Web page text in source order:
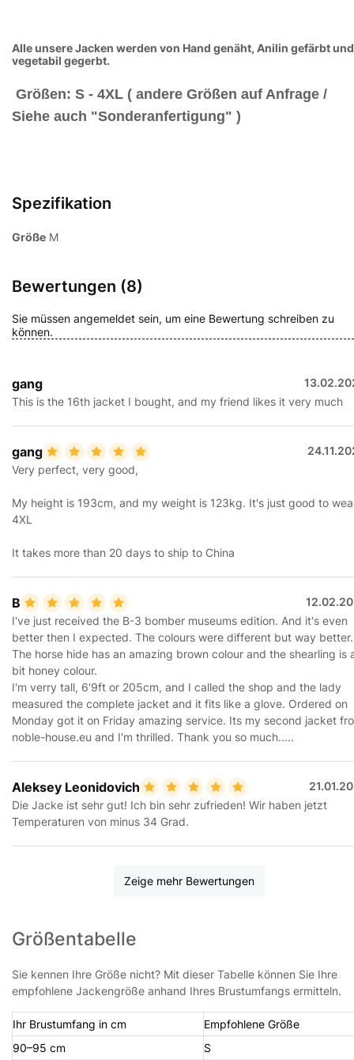
Alle unsere Jacken werden von Hand genäht, Anilin gefärbt und
vegetabil gegerbt.
Größen: S - 4XL ( andere Größen auf Anfrage /
Siehe auch "Sonderanfertigung" )
Spezifikation
Größe M
Bewertungen (8)
Sie müssen angemeldet sein, um eine Bewertung schreiben zu
können.
gang
This is the 16th jacket I bought, and my friend likes it very much
gang
Very perfect, very good,
My height is 193cm, and my weight is 123kg. It's just good to
4XL
It takes more than 20 days to ship to China
B
I've just received the B-3 bomber museums edition. And it's even
better then I expected. The colours were different but way better.
The horse hide has an amazing brown colour and the shearling is
bit honey colour.
I'm verry tall, 6'9ft or 205cm, and I called the shop and the lady
measured the complete jacket and it fits like a glove. Ordered on
Monday got it on Friday amazing service. Its my second jacket
noble-house.eu and I'm thrilled. Thank you so much.....
Aleksey Leonidovich
Die Jacke ist sehr gut! Ich bin sehr zufrieden! Wir haben jetzt
Temperaturen von minus 34 Grad.
Zeige mehr Bewertungen
Größentabelle
Sie kennen Ihre Größe nicht? Mit dieser Tabelle können Sie Ihre
empfohlene Jackengröße anhand Ihres Brustumfangs ermitteln.
Ihr Brustumfang in cm
Empfohlene Größe
90–95 cm
S